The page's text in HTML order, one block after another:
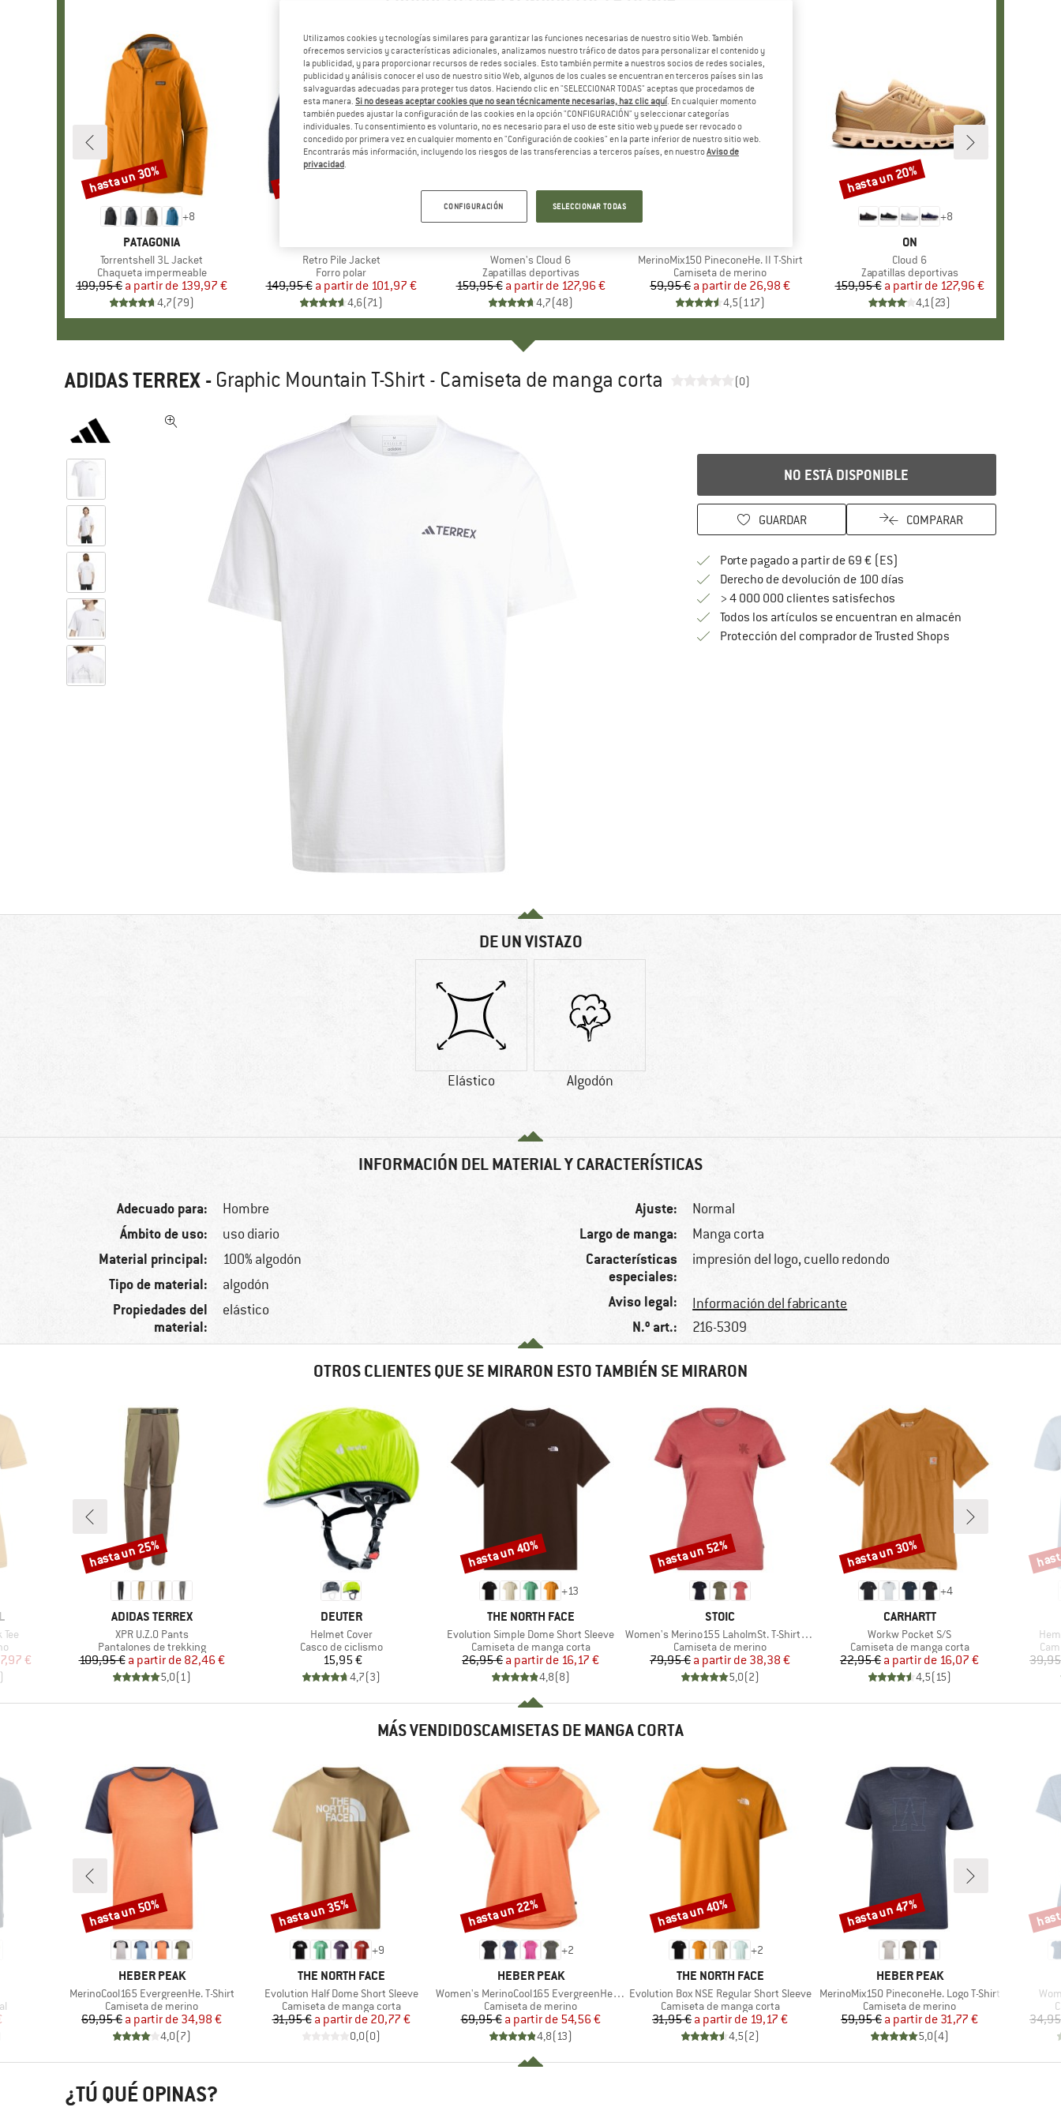
+8
MARCA
PATAGONIA
Artículo
Torrentshell 3L Jacket
Product group
Chaqueta impermeable
Precio
199,95 € Precio reducido
a partir de 139,97 €
4,7(79)
Descuento
hasta un 30%
Artículo
Retro Pile Jacket
Product group
Forro polar
Precio
149,95 € Precio reducido
a partir de 101,97 €
4,6(71)
Descuento
hasta un 32%
Artículo
Women's Cloud 6
Product group
Zapatillas deportivas
Precio
159,95 € Precio reducido
a partir de 127,96 €
4,7(48)
Artículo
MerinoMix150 PineconeHe. II T-Shirt
Product group
Camiseta de merino
Precio
59,95 € Precio reducido
a partir de 26,98 €
4,5(117)
+8
MARCA
ON
Artículo
Cloud 6
Product group
Zapatillas deportivas
Precio
159,95 € Precio reducido
a partir de 127,96 €
4,1(23)
Descuento
hasta un 20%
ADIDAS TERREX - Graphic Mountain T-Shirt - Camiseta de manga corta (0)
NO ESTÁ DISPONIBLE
GUARDAR COMPARAR
Porte pagado a partir de 69 € (ES)
Derecho de devolución de 100 díasvaya a la política de
> 4 000 000 clientes satisfechos
Todos los artículos se encuentran en almacén
Protección del comprador de Trusted Shops¡toda la información
DE UN VISTAZO
Elástico Algodón
INFORMACIÓN DEL MATERIAL Y CARACTERÍSTICAS
Adecuado para: Hombre
Ámbito de uso: uso diario
Material principal: 100% algodón
Tipo de material: algodón
Propiedades del
material:
elástico
Ajuste: Normal
Largo de manga: Manga corta
Características
especiales:
impresión del logo, cuello redondo
Aviso legal: Información del fabricante
N.º art.: 216-5309
OTROS CLIENTES QUE SE MIRARON ESTO TAMBIÉN SE MIRARON
€
MARCA
ADIDAS TERREX
Artículo
XPR U.Z.O Pants
Product group
Pantalones de trekking
Precio
109,95 € Precio reducido
a partir de 82,46 €
5,0(1)
Descuento
hasta un 25%
MARCA
DEUTER
Artículo
Helmet Cover
Product group
Casco de ciclismo
Precio
15,95 €
4,7(3)
+13
MARCA
THE NORTH FACE
Artículo
Evolution Simple Dome Short Sleeve
Product group
Camiseta de manga corta
Precio
26,95 € Precio reducido
a partir de 16,17 €
4,8(8)
Descuento
hasta un 40%
MARCA
STOIC
Artículo
Women's Merino155 LaholmSt. T-Shirt Daisy Flower
Product group
Camiseta de merino
Precio
79,95 € Precio reducido
a partir de 38,38 €
5,0(2)
Descuento
hasta un 52%
+4
MARCA
CARHARTT
Artículo
Workw Pocket S/S
Product group
Camiseta de manga corta
Precio
22,95 € Precio reducido
a partir de 16,07 €
4,5(15)
Descuento
hasta un 30%
MÁS VENDIDOSCAMISETAS DE MANGA CORTA
MARCA
HEBER PEAK
Artículo
MerinoCool165 EvergreenHe. T-Shirt
Product group
Camiseta de merino
Precio
69,95 € Precio reducido
a partir de 34,98 €
4,0(7)
Descuento
hasta un 50%
+9
MARCA
THE NORTH FACE
Artículo
Evolution Half Dome Short Sleeve
Product group
Camiseta de manga corta
Precio
31,95 € Precio reducido
a partir de 20,77 €
0,0(0)
Descuento
hasta un 35%
+2
MARCA
HEBER PEAK
Artículo
Women's MerinoCool165 EvergreenHe. T-Shirt
Product group
Camiseta de merino
Precio
69,95 € Precio reducido
a partir de 54,56 €
4,8(13)
Descuento
hasta un 22%
+2
MARCA
THE NORTH FACE
Artículo
Evolution Box NSE Regular Short Sleeve
Product group
Camiseta de manga corta
Precio
31,95 € Precio reducido
a partir de 19,17 €
4,5(2)
Descuento
hasta un 40%
MARCA
HEBER PEAK
Artículo
MerinoMix150 PineconeHe. Logo T-Shirt
Product group
Camiseta de merino
Precio
59,95 € Precio reducido
a partir de 31,77 €
5,0(4)
Descuento
hasta un 47%
¿TÚ QUÉ OPINAS?
Utilizamos cookies y tecnologías similares para garantizar las funciones necesarias de nuestro sitio Web. También
ofrecemos servicios y características adicionales, analizamos nuestro tráfico de datos para personalizar el contenido y
la publicidad, y para proporcionar recursos de redes sociales. Esto también permite a nuestros socios de redes sociales,
publicidad y análisis conocer el uso de nuestro sitio Web, algunos de los cuales se encuentran en terceros países sin las
salvaguardas adecuadas para proteger tus datos. Haciendo clic en "SELECCIONAR TODAS" aceptas que procedamos de
esta manera. Si no deseas aceptar cookies que no sean técnicamente necesarias, haz clic aquí. En cualquier momento
también puedes ajustar la configuración de las cookies en la opción "CONFIGURACIÓN" y seleccionar categorías
individuales. Tu consentimiento es voluntario, no es necesario para el uso de este sitio web y puede ser revocado o
concedido por primera vez en cualquier momento en "Configuración de cookies" en la parte inferior de nuestro sitio web.
Encontrarás más información, incluyendo los riesgos de las transferencias a terceros países, en nuestroAviso de
privacidad.
CONFIGURACIÓN SELECCIONAR TODAS